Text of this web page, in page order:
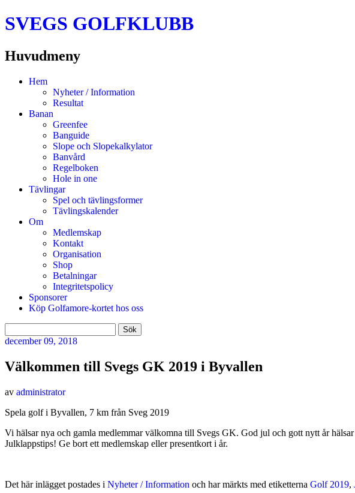
SVEGS GOLFKLUBB
Huvudmeny
HoppaHem
Nyheter / Information
Resultat
Banan
Greenfee
Banguide
Slope och Slopekalkylator
Banvård
Regelboken
Hole in one
Tävlingar
Spel och tävlingsformer
Tävlingskalender
Om
Medlemskap
Kontakt
Organisation
Shop
Betalningar
Integritetspolicy
Sponsorer
Köp Golfamore-kortet hos oss
efter:
december09, 2018
Välkommen till Svegs GK 2019 i Byvallen
av administrator
Spela golf i Byvallen, 7 km från Sveg 2019
Vi hälsar nya och gamla medlemmar välkomna till Svegs GK. God jul och gott nytt år
Julklappstips! Ge bort ett medlemskap eller presentkort i år.
Det här inlägget postades i Nyheter / Information och har märkts med etiketterna Golf 2019,